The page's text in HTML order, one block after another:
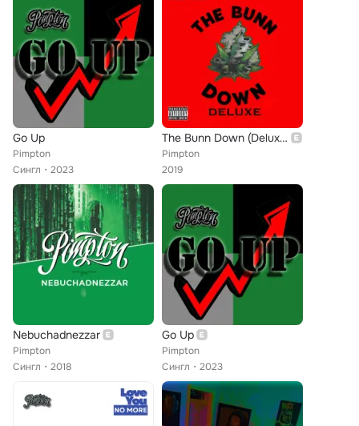
Go Up
Pimpton
Сингл
2023
The Bunn Down (Deluxe)
Pimpton
2019
Nebuchadnezzar
Pimpton
Сингл
2018
Go Up
Pimpton
Сингл
2023